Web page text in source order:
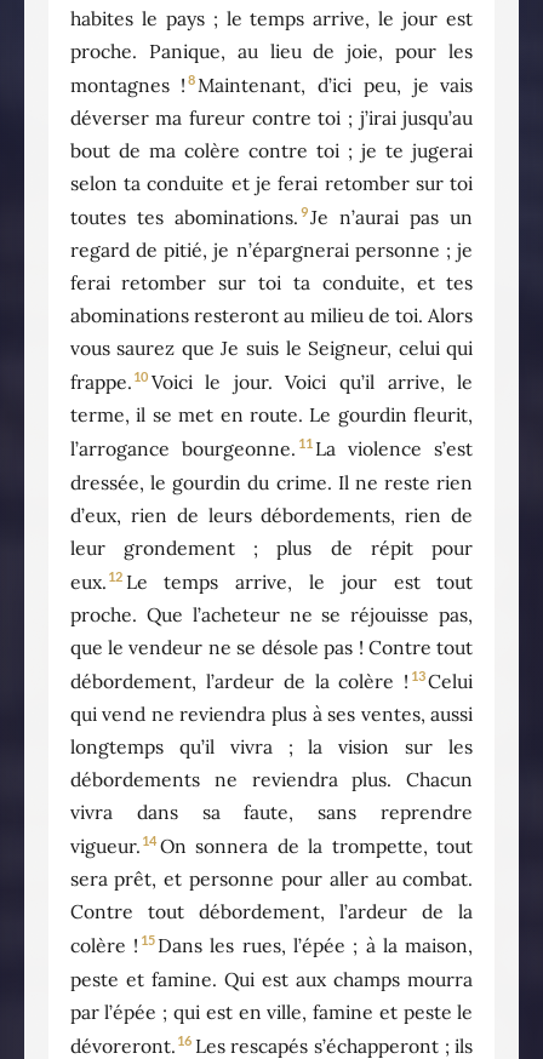
habites le pays ; le temps arrive, le jour est
proche. Panique, au lieu de joie, pour les
montagnes ! 8Maintenant, d’ici peu, je vais
déverser ma fureur contre toi ; j’irai jusqu’au
bout de ma colère contre toi ; je te jugerai
selon ta conduite et je ferai retomber sur toi
toutes tes abominations. 9Je n’aurai pas un
regard de pitié, je n’épargnerai personne ; je
ferai retomber sur toi ta conduite, et tes
abominations resteront au milieu de toi. Alors
vous saurez que Je suis le Seigneur, celui qui
frappe. 10 Voici le jour. Voici qu’il arrive, le
terme, il se met en route. Le gourdin fleurit,
l’arrogance bourgeonne. 11 La violence s’est
dressée, le gourdin du crime. Il ne reste rien
d’eux, rien de leurs débordements, rien de
leur grondement ; plus de répit pour
eux. 12 Le temps arrive, le jour est tout
proche. Que l’acheteur ne se réjouisse pas,
que le vendeur ne se désole pas ! Contre tout
débordement, l’ardeur de la colère ! 13Celui
qui vend ne reviendra plus à ses ventes, aussi
longtemps qu’il vivra ; la vision sur les
débordements ne reviendra plus. Chacun
vivra dans sa faute, sans reprendre
vigueur. 14 On sonnera de la trompette, tout
sera prêt, et personne pour aller au combat.
Contre tout débordement, l’ardeur de la
colère ! 15 Dans les rues, l’épée ; à la maison,
peste et famine. Qui est aux champs mourra
par l’épée ; qui est en ville, famine et peste le
dévoreront. 16 Les rescapés s’échapperont ; ils